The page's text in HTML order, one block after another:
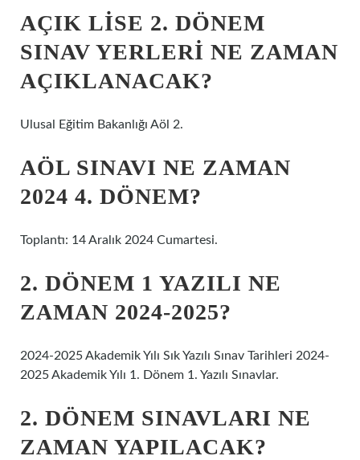
AÇIK LISE 2. DÖNEM
SINAV YERLERI NE ZAMAN
AÇIKLANACAK?
Ulusal Eğitim Bakanlığı Aöl 2.
AÖL SINAVI NE ZAMAN
2024 4. DÖNEM?
Toplantı: 14 Aralık 2024 Cumartesi.
2. DÖNEM 1 YAZILI NE
ZAMAN 2024-2025?
2024-2025 Akademik Yılı Sık Yazılı Sınav Tarihleri 2024-
2025 Akademik Yılı 1. Dönem 1. Yazılı Sınavlar.
2. DÖNEM SINAVLARI NE
ZAMAN YAPILACAK?